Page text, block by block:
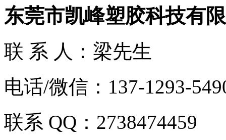
东莞市凯峰塑胶科技有
联 系 人：梁先生
电话/微信：137-1293-
联系 QQ：2738474459